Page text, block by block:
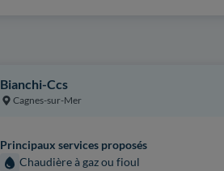
Bianchi-Ccs
Cagnes-sur-Mer
Principaux services proposés
Chaudière à gaz ou fioul